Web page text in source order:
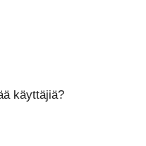
käyttäjiä?